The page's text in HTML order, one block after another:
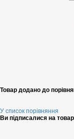
Товар додано до
У список порівняння
Ви підписалися на товар